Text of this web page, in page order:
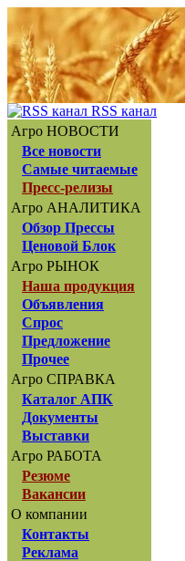
RSS канал
Агро НОВОСТИ
Все новости
Самые читаемые
Пресс-релизы
Агро АНАЛИТИКА
Обзор Прессы
Ценовой Блок
Агро РЫНОК
Наша продукция
Объявления
Спрос
Предложение
Прочее
Агро СПРАВКА
Каталог АПК
Документы
Выставки
Агро РАБОТА
Резюме
Вакансии
О компании
Контакты
Реклама